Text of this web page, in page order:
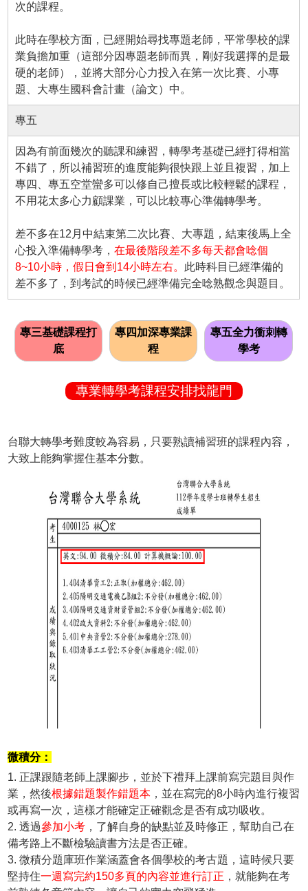
次的課程。
此時在學校方面，已經開始尋找專題老師，平常學校的課
業負擔加重（這部分因專題老師而異，剛好我選擇的是最
硬的老師），並將大部分心力投入在第一次比賽、小專
題、大專生國科會計畫（論文）中。
專五
因為有前面幾次的聽課和練習，轉學考基礎已經打得相當
不錯了，所以補習班的進度能夠很快跟上並且複習，加上
專四、專五空堂蠻多可以修自己擅長或比較輕鬆的課程，
不用花太多心力顧課業，可以比較專心準備轉學考。
差不多在12月中結束第二次比賽、大專題，結束後馬上全
心投入準備轉學考，在最後階段差不多每天都會唸個
8~10小時，假日會到14小時左右。 此時科目已經準備的
差不多了，到考試的時候已經準備完全唸熟觀念與題目。
專三基礎課程打
底
專四加深專業課
程
專五全力衝刺轉
學考
專業轉學考課程安排找龍門
台聯大轉學考難度較為容易，只要熟讀補習班的課程內容，
大致上能夠掌握住基本分數。
微積分：
1. 正課跟隨老師上課腳步，並於下禮拜上課前寫完題目與作
業，然後根據錯題製作錯題本 ，並在寫完的8小時內進行複習
或再寫一次，這樣才能確定正確觀念是否有成功吸收。
2. 透過參加小考 ，了解自身的缺點並及時修正，幫助自己在
備考路上不斷檢驗讀書方法是否正確。
3. 微積分題庫班作業涵蓋會各個學校的考古題，這時候只要
堅持住一週寫完約150多頁的內容並進行訂正 ，就能夠在考